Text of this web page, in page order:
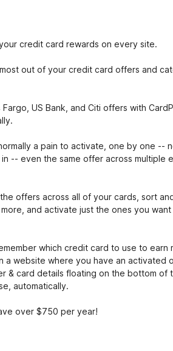
credit card rewards on every site.
out of your credit card offers and
US Bank, and Citi offers with
a pain to activate, one by one --
-- even the same offer across multiple
offers across all of your cards, sort
and activate just the ones you want
which credit card to use to earn
a website where you have an activated
& card details floating on the bottom of
automatically.
over $750 per year!